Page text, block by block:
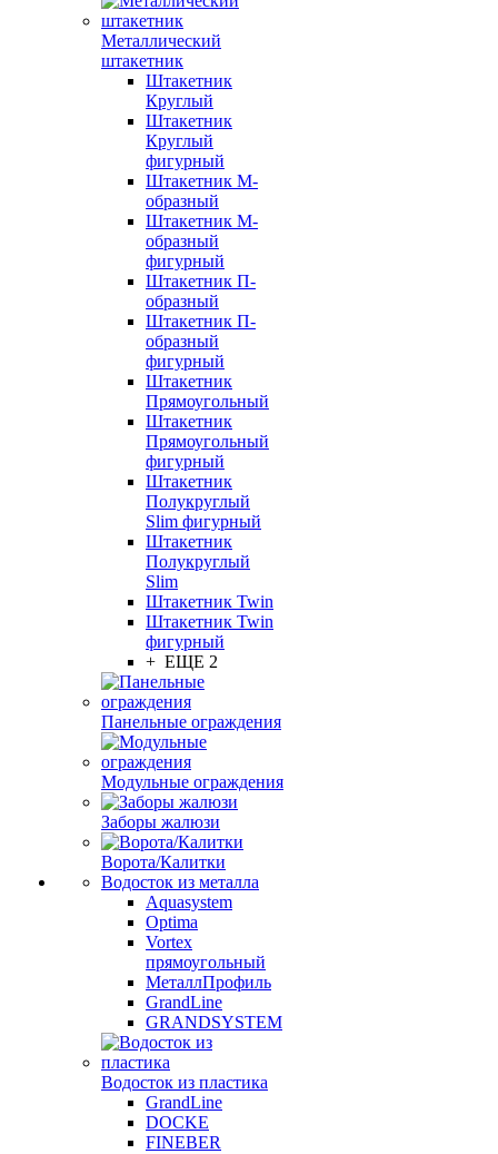
Металлический
штакетник
Штакетник
Круглый
Штакетник
Круглый
фигурный
Штакетник М-
образный
Штакетник М-
образный
фигурный
Штакетник П-
образный
Штакетник П-
образный
фигурный
Штакетник
Прямоугольный
Штакетник
Прямоугольный
фигурный
Штакетник
Полукруглый
Slim фигурный
Штакетник
Полукруглый
Slim
Штакетник Twin
Штакетник Twin
фигурный
+ ЕЩЕ 2
Панельные ограждения
Модульные ограждения
Заборы жалюзи
Ворота/Калитки
Водосток из металла
Aquasystem
Optima
Vortex
прямоугольный
МеталлПрофиль
GrandLine
GRANDSYSTEM
Водосток из пластика
GrandLine
DOCKE
FINEBER